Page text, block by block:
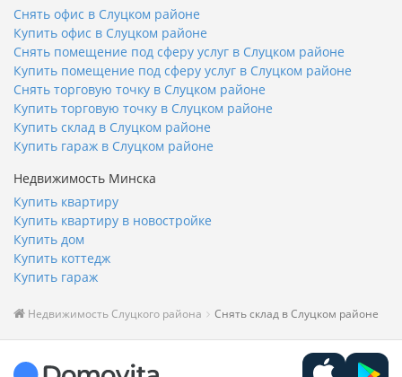
Снять офис в Слуцком районе
Купить офис в Слуцком районе
Снять помещение под сферу услуг в Слуцком районе
Купить помещение под сферу услуг в Слуцком районе
Снять торговую точку в Слуцком районе
Купить торговую точку в Слуцком районе
Купить склад в Слуцком районе
Купить гараж в Слуцком районе
Недвижимость Минска
Купить квартиру
Купить квартиру в новостройке
Купить дом
Купить коттедж
Купить гараж
Недвижимость Слуцкого района Снять склад в Слуцком районе